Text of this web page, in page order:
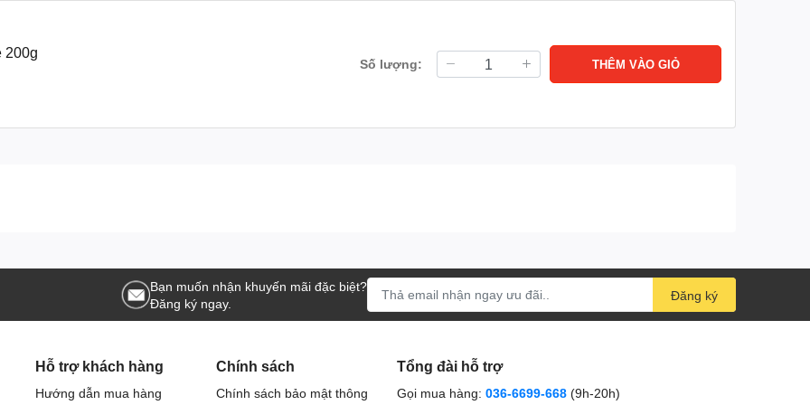
bền vững
200g
Số lượng: THÊM VÀO GIỎ
Bạn muốn nhận khuyến mãi đặc biệt?
Đăng ký ngay.
Đăng ký
Hỗ trợ khách hàng
Hướng dẫn mua hàng
Chính sách
Chính sách bảo mật thông
Tổng đài hỗ trợ
Gọi mua hàng: 036-6699-668 (9h-20h)